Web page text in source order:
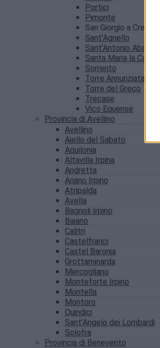
Portici
Pimonte
San Giorgio a Cremano
Sant’Agnello
Sant’Antonio Abate
Santa Maria la Carità
Sorrento
Torre Annunziata
Torre del Greco
Trecase
Vico Equense
Provincia di Avellino
Avellino
Aiello del Sabato
Aquilonia
Altavilla Irpina
Andretta
Ariano Irpino
Atripalda
Avella
Bagnoli Irpino
Baiano
Calitri
Castelfranci
Castel Baronia
Grottaminarda
Mercogliano
Monteforte Irpino
Montella
Montoro
Quindici
Sant’Angelo dei Lombardi
Solofra
Provincia di Benevento